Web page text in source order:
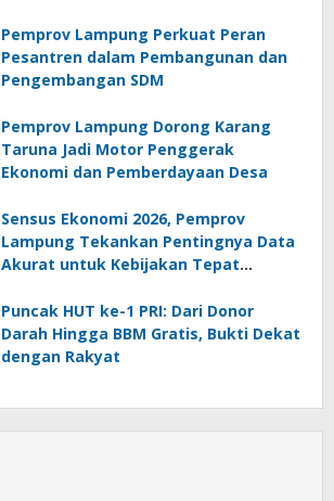
Pemprov Lampung Perkuat Peran
Pesantren dalam Pembangunan dan
Pengembangan SDM
Pemprov Lampung Dorong Karang
Taruna Jadi Motor Penggerak
Ekonomi dan Pemberdayaan Desa
Sensus Ekonomi 2026, Pemprov
Lampung Tekankan Pentingnya Data
Akurat untuk Kebijakan Tepat
Puncak HUT ke-1 PRI: Dari Donor
Darah Hingga BBM Gratis, Bukti Dekat
dengan Rakyat